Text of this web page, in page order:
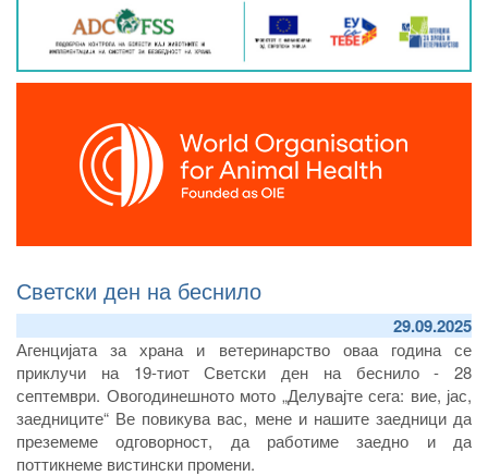
Светски ден на беснило
29.09.2025
Агенцијата за храна и ветеринарство оваа година се
приклучи на 19-тиот Светски ден на беснило - 28
септември. Овогодинешното мото „Делувајте сега: вие, јас,
заедниците“ Ве повикува вас, мене и нашите заедници да
преземеме одговорност, да работиме заедно и да
поттикнеме вистински промени.